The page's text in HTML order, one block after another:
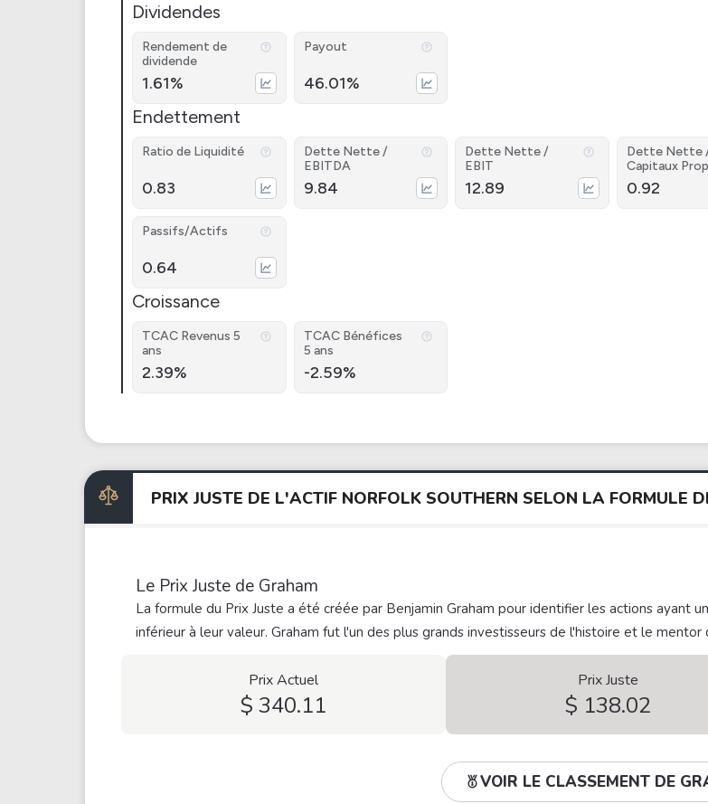
Dividendes
Rendement de
dividende
1.61%
Payout
46.01%
Endettement
Ratio de Liquidité
0.83
Dette Nette /
EBITDA
9.84
Dette Nette /
EBIT
12.89
Dette Nette
Capitaux
0.92
Passifs/Actifs
0.64
Croissance
TCAC Revenus 5
ans
2.39%
TCAC Bénéfices
5 ans
-2.59%
PRIX JUSTE DE L'ACTIF NORFOLK SOUTHERN SELON LA FORMULE
Le Prix Juste de Graham
La formule du Prix Juste a été créée par Benjamin Graham pour identifier les actions ayant
inférieur à leur valeur. Graham fut l'un des plus grands investisseurs de l'histoire et le
Prix Actuel
$ 340.11
Prix Juste
$ 138.02
VOIR LE CLASSEMENT DE